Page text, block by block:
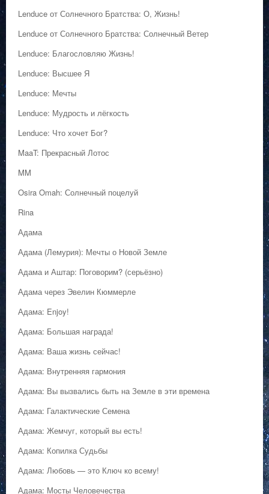
Lenduce от Солнечного Братства: О, Жизнь!
Lenduce от Солнечного Братства: Солнечный Ветер
Lenduce: Благословляю Жизнь!
Lenduce: Высшее Я
Lenduce: Мечты
Lenduce: Мудрость и лёгкость
Lenduce: Что хочет Бог?
MaaT: Прекрасный Лотос
MM
Osira Omah: Солнечный поцелуй
Rina
Адама
Адама (Лемурия): Мечты о Новой Земле
Адама и Аштар: Поговорим? (серьёзно)
Адама через Эвелин Кюммерле
Адама: Enjoy!
Адама: Большая награда!
Адама: Ваша жизнь сейчас!
Адама: Внутренняя гармония
Адама: Вы вызвались быть на Земле в эти времена
Адама: Галактические Семена
Адама: Жемчуг, который вы есть!
Адама: Копилка Судьбы
Адама: Любовь — это Ключ ко всему!
Адама: Мосты Человечества